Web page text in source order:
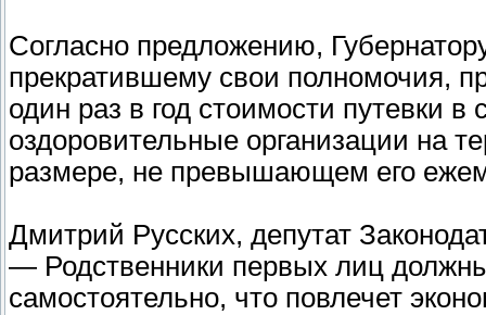
Согласно предложению,
прекратившему свои полномочия,
один раз в год стоимости путевки в
оздоровительные организации на
размере, не превышающем его
Дмитрий Русских, депутат
— Родственники первых лиц
самостоятельно, что повлечет